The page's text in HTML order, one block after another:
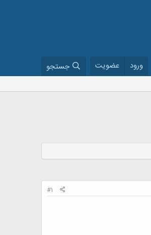
ورود عضویت جستجو
#1